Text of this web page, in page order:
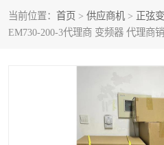
当前位置： 首页 > 供应商机 > 正弦
EM730-200-3代理商 变频器 代理商
丹佛斯变频器